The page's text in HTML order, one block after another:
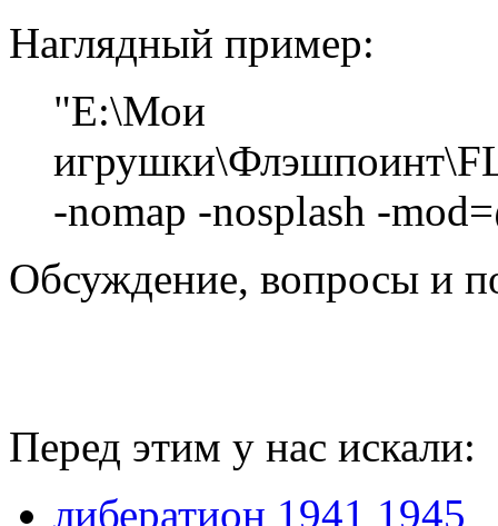
Наглядный пример:
"E:\Мои
-nomap -nosplash -
Обсуждение, вопросы и
Перед этим у нас искали:
либератион 1941 1945